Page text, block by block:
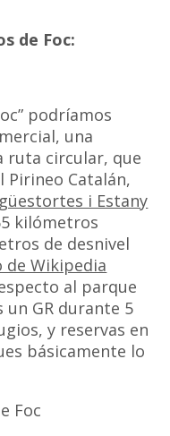
de Foc:
podríamos
una
ruta circular, que
Pirineo Catalán,
i Estany
kilómetros
de desnivel
de Wikipedia
al parque
un GR durante 5
y reservas en
básicamente lo